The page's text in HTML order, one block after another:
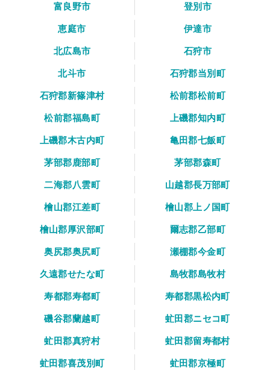
富良野市
登別市
恵庭市
伊達市
北広島市
石狩市
北斗市
石狩郡当別町
石狩郡新篠津村
松前郡松前町
松前郡福島町
上磯郡知内町
上磯郡木古内町
亀田郡七飯町
茅部郡鹿部町
茅部郡森町
二海郡八雲町
山越郡長万部町
檜山郡江差町
檜山郡上ノ国町
檜山郡厚沢部町
爾志郡乙部町
奥尻郡奥尻町
瀬棚郡今金町
久遠郡せたな町
島牧郡島牧村
寿都郡寿都町
寿都郡黒松内町
磯谷郡蘭越町
虻田郡ニセコ町
虻田郡真狩村
虻田郡留寿都村
虻田郡喜茂別町
虻田郡京極町